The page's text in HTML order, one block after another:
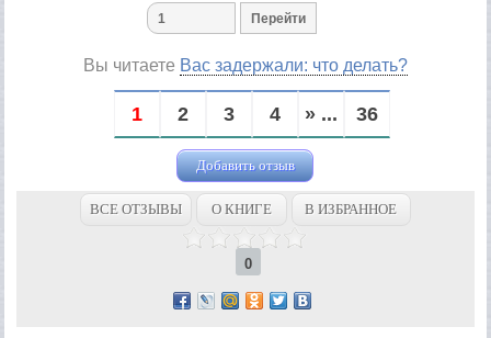
Вы читаете Вас задержали: что делать?
1 2 3 4 » ... 36
Добавить отзыв
ВСЕ ОТЗЫВЫ О КНИГЕ В ИЗБРАННОЕ
0